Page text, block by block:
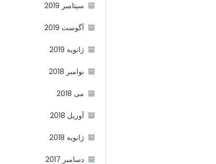
سپتامبر 2019
آگوست 2019
ژانویه 2019
نوامبر 2018
می 2018
آوریل 2018
ژانویه 2018
دسامبر 2017